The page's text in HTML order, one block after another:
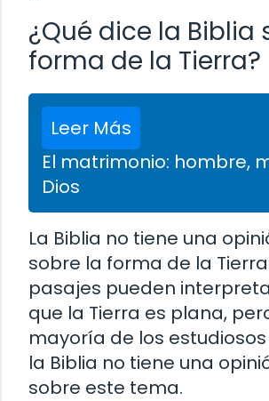
¿Qué dice la Biblia
forma de la Tierra?
Leer Más
El matrimonio: hombre,
Dios
La Biblia no tiene una
sobre la forma de la
pasajes pueden
que la Tierra es plana,
mayoría de los
la Biblia no tiene una
sobre este tema.